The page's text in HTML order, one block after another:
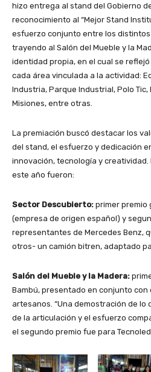
hizo entrega al stand del Gobierno
reconocimiento al “Mejor Stand
esfuerzo conjunto entre los
trayendo al Salón del Mueble y la
identidad propia, en el cual se
cada área vinculada a la actividad:
Industria, Parque Industrial, Polo Tic,
Misiones, entre otras.
La premiación buscó destacar los
del stand, el esfuerzo y dedicación
innovación, tecnología y
este año fueron:
Sector Descubierto: primer premio
(empresa de origen español) y
representantes de Mercedes Benz,
otros- un camión bitren, adaptado
Salón del Mueble y la Madera:
Bambú, presentado en conjunto con
artesanos. “Una demostración de lo
de la articulación y el esfuerzo
el segundo premio fue para